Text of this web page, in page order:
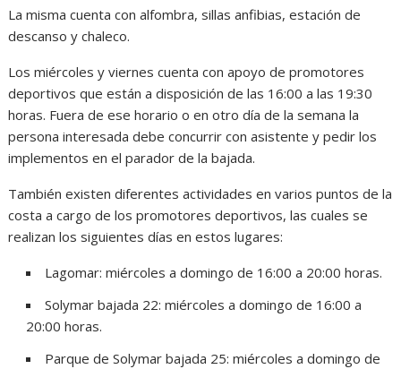
La misma cuenta con alfombra, sillas anfibias, estación de
descanso y chaleco.
Los miércoles y viernes cuenta con apoyo de promotores
deportivos que están a disposición de las 16:00 a las 19:30
horas. Fuera de ese horario o en otro día de la semana la
persona interesada debe concurrir con asistente y pedir los
implementos en el parador de la bajada.
También existen diferentes actividades en varios puntos de la
costa a cargo de los promotores deportivos, las cuales se
realizan los siguientes días en estos lugares:
Lagomar: miércoles a domingo de 16:00 a 20:00 horas.
Solymar bajada 22: miércoles a domingo de 16:00 a
20:00 horas.
Parque de Solymar bajada 25: miércoles a domingo de